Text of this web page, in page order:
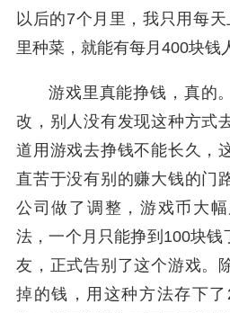
以后的7个月里，我只用每
里种菜，就能有每月400块钱
游戏里真能挣钱，真的
改，别人没有发现这种方式
道用游戏去挣钱不能长久，
直苦于没有别的赚大钱的门
公司做了调整，游戏币大
法，一个月只能挣到100块钱
友，正式告别了这个游戏。
掉的钱，用这种方法存下